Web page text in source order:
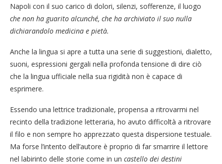
Napoli con il suo carico di dolori, silenzi, sofferenze, il luogo
che non ha guarito alcunché, che ha archiviato il suo nulla
dichiarandolo medicina e pietà.
Anche la lingua si apre a tutta una serie di suggestioni, dialetto,
suoni, espressioni gergali nella profonda tensione di dire ciò
che la lingua ufficiale nella sua rigidità non è capace di
esprimere.
Essendo una lettrice tradizionale, propensa a ritrovarmi nel
recinto della tradizione letteraria, ho avuto difficoltà a ritrovare
il filo e non sempre ho apprezzato questa dispersione testuale.
Ma forse l’intento dell’autore è proprio di far smarrire il lettore
nel labirinto delle storie come in un castello dei destini